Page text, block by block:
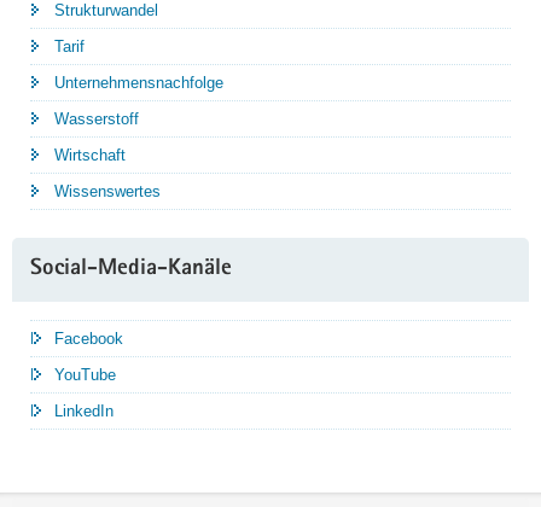
Strukturwandel
Tarif
Unternehmensnachfolge
Wasserstoff
Wirtschaft
Wissenswertes
Social-Media-Kanäle
Facebook
YouTube
LinkedIn